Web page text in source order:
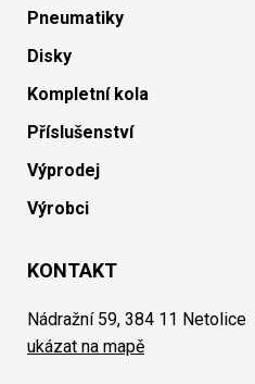
Pneumatiky
Disky
Kompletní kola
Příslušenství
Výprodej
Výrobci
KONTAKT
Nádražní 59, 384 11 Netolice
ukázat na mapě